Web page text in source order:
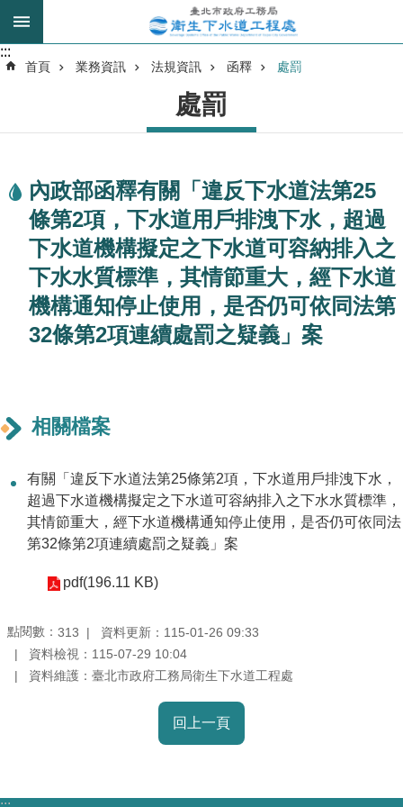
跳到主要內容區塊
進
我
的
身
分
是
公
介
紹
業
政
:::
:::
首頁 業務資訊 法規資訊 函釋 處罰
處罰
內政部函釋有關「違反下水道法第25
條第2項，下水道用戶排洩下水，超過
下水道機構擬定之下水道可容納排入之
下水水質標準，其情節重大，經下水道
機構通知停止使用，是否仍可依同法第
32條第2項連續處罰之疑義」案
相關檔案
有關「違反下水道法第25條第2項，下水道用戶排洩下水，
超過下水道機構擬定之下水道可容納排入之下水水質標準，
其情節重大，經下水道機構通知停止使用，是否仍可依同法
第32條第2項連續處罰之疑義」案
pdf(196.11 KB)
點閱數： 313
資料更新：115-01-26 09:33
資料檢視：115-07-29 10:04
資料維護：臺北市政府工務局衛生下水道工程處
回上一頁